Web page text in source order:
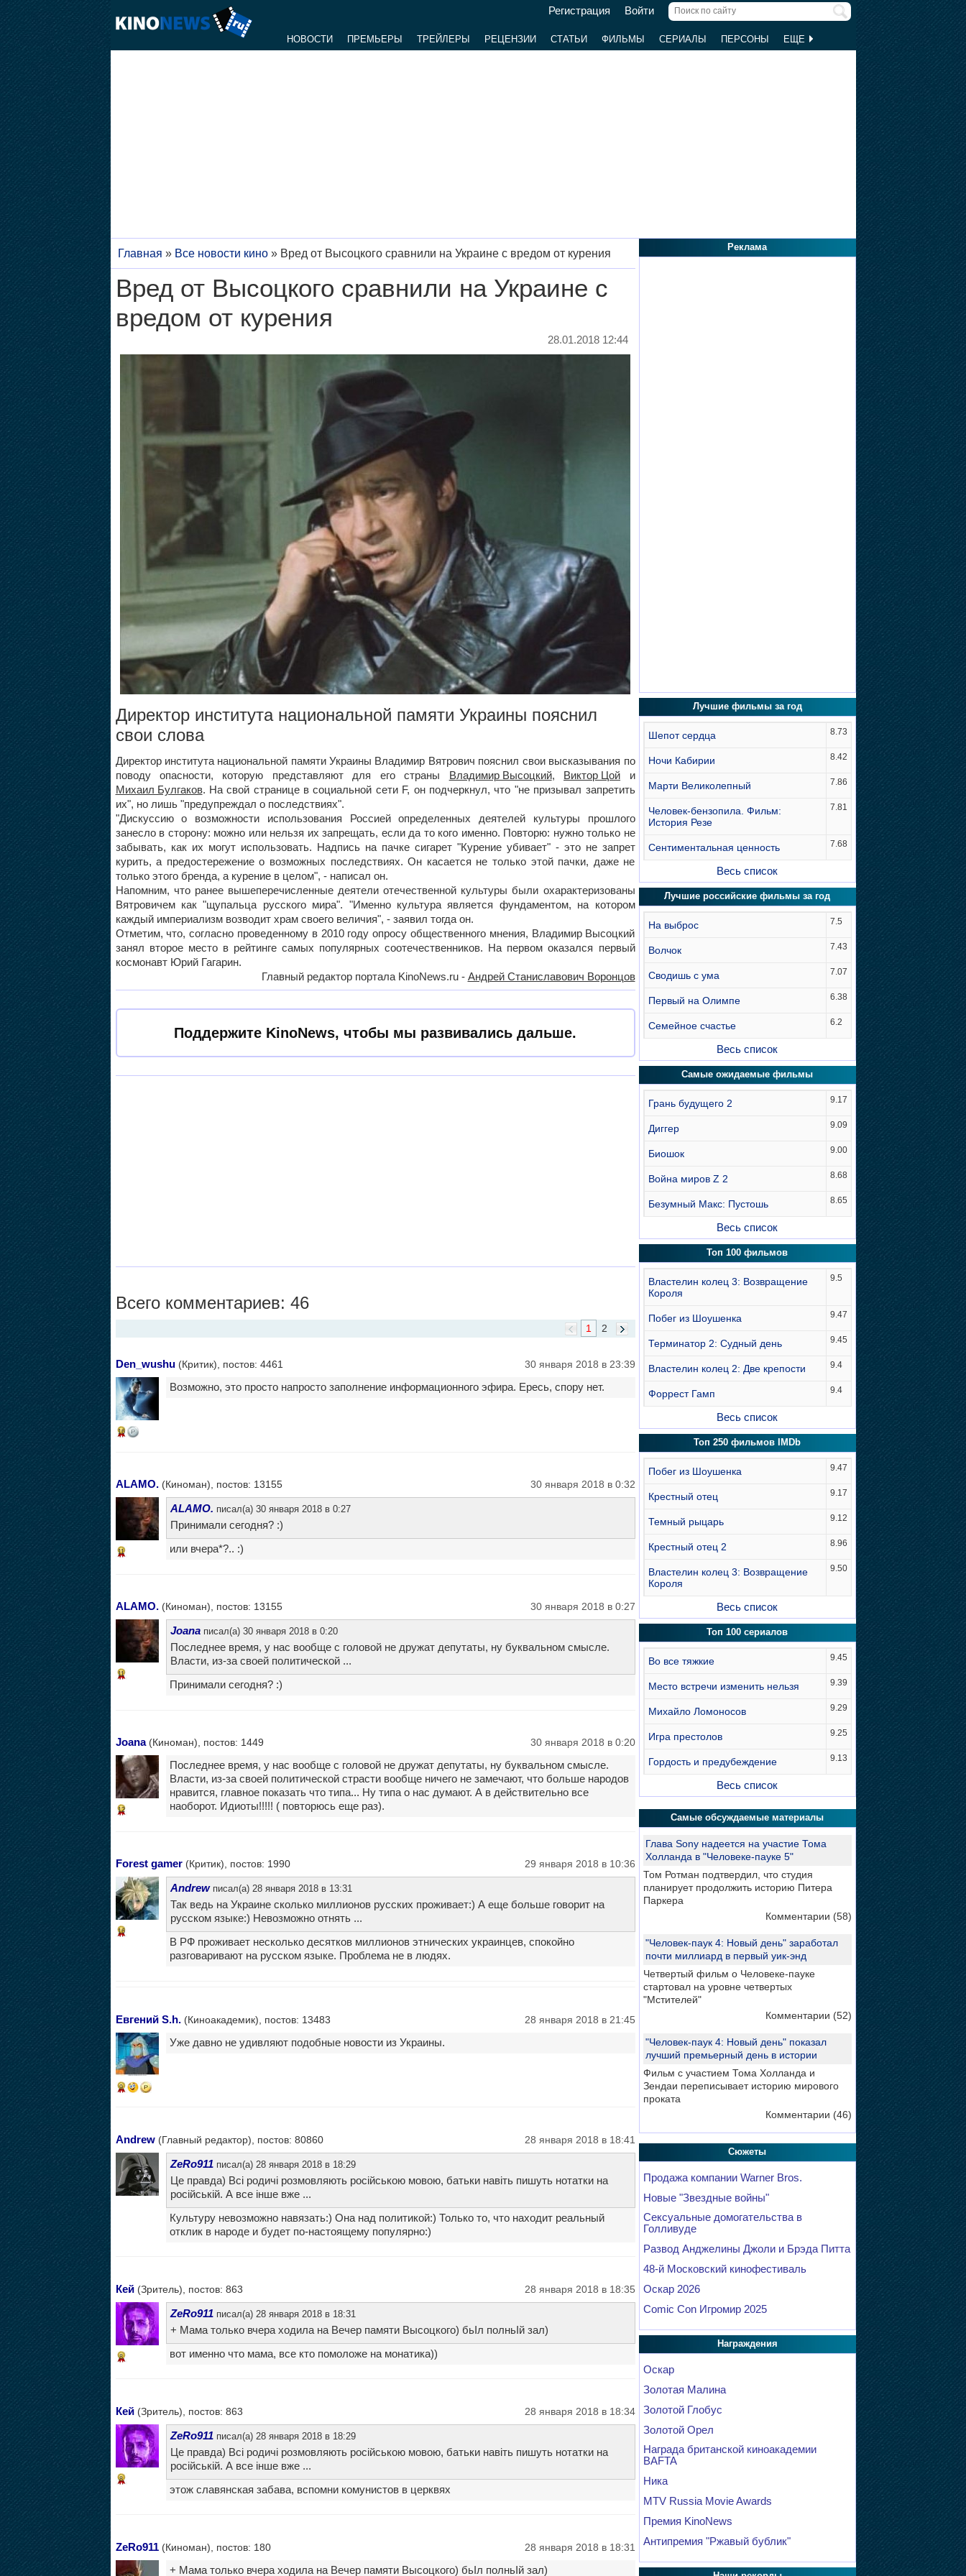
Регистрация Войти
НОВОСТИ ПРЕМЬЕРЫ ТРЕЙЛЕРЫ РЕЦЕНЗИИ СТАТЬИ ФИЛЬМЫ СЕРИАЛЫ ПЕРСОНЫ ЕЩЕ
Главная » Все новости кино» Вред от Высоцкого сравнили на Украине с вредом от курения
Вред от Высоцкого сравнили на Украине с
вредом от курения
28.01.2018 12:44
Директор института национальной памяти Украины пояснил
свои слова
Директор института национальной памяти Украины Владимир Вятрович пояснил свои высказывания по
поводу опасности, которую представляют для его страны Владимир Высоцкий, Виктор Цой и
Михаил Булгаков. На свой странице в социальной сети F, он подчеркнул, что "не призывал запретить
их", но лишь "предупреждал о последствиях".
"Дискуссию о возможности использования Россией определенных деятелей культуры прошлого
занесло в сторону: можно или нельзя их запрещать, если да то кого именно. Повторю: нужно только не
забывать, как их могут использовать. Надпись на пачке сигарет "Курение убивает" - это не запрет
курить, а предостережение о возможных последствиях. Он касается не только этой пачки, даже не
только этого бренда, а курение в целом", - написал он.
Напомним, что ранее вышеперечисленные деятели отечественной культуры были охарактеризованы
Вятровичем как "щупальца русского мира". "Именно культура является фундаментом, на котором
каждый империализм возводит храм своего величия", - заявил тогда он.
Отметим, что, согласно проведенному в 2010 году опросу общественного мнения, Владимир Высоцкий
занял второе место в рейтинге самых популярных соотечественников. На первом оказался первый
космонавт Юрий Гагарин.
Главный редактор портала KinoNews.ru - Андрей Станиславович Воронцов
Поддержите KinoNews, чтобы мы развивались дальше.
Всего комментариев: 46
2
1
Den_wushu(Критик), постов: 4461 30 января 2018 в 23:39
16
Возможно, это просто напросто заполнение информационного эфира. Ересь, спору нет.
ALAMO.(Киноман), постов: 13155 30 января 2018 в 0:32
11
ALAMO. писал(а) 30 января 2018 в 0:27
Принимали сегодня? :)
или вчера*?.. :)
ALAMO.(Киноман), постов: 13155 30 января 2018 в 0:27
11
Joanaписал(а) 30 января 2018 в 0:20
Последнее время, у нас вообще с головой не дружат депутаты, ну буквальном смысле.
Власти, из-за своей политической ...
Принимали сегодня? :)
Joana(Киноман), постов: 1449 30 января 2018 в 0:20
12
Последнее время, у нас вообще с головой не дружат депутаты, ну буквальном смысле.
Власти, из-за своей политической страсти вообще ничего не замечают, что больше народов
нравится, главное показать что типа... Ну типа о нас думают. А в действительно все
наоборот. Идиоты!!!!! ( повторюсь еще раз).
Forest gamer(Критик), постов: 1990 29 января 2018 в 10:36
16
Andrewписал(а) 28 января 2018 в 13:31
Так ведь на Украине сколько миллионов русских проживает:) А еще больше говорит на
русском языке:) Невозможно отнять ...
В РФ проживает несколько десятков миллионов этнических украинцев, спокойно
разговаривают на русском языке. Проблема не в людях.
Евгений S.h.(Киноакадемик), постов: 13483 28 января 2018 в 21:45
9
Уже давно не удивляют подобные новости из Украины.
Andrew(Главный редактор), постов: 80860 28 января 2018 в 18:41
ZeRo911писал(а) 28 января 2018 в 18:29
Це правда) Всі родичі розмовляють російською мовою, батьки навіть пишуть нотатки на
російській. А все інше вже ...
Культуру невозможно навязать:) Она над политикой:) Только то, что находит реальный
отклик в народе и будет по-настоящему популярно:)
Кей(Зритель), постов: 863 28 января 2018 в 18:35
8
ZeRo911писал(а) 28 января 2018 в 18:31
+ Мама только вчера ходила на Вечер памяти Высоцкого) бьІл полньІй зал)
вот именно что мама, все кто помоложе на монатика))
Кей(Зритель), постов: 863 28 января 2018 в 18:34
8
ZeRo911писал(а) 28 января 2018 в 18:29
Це правда) Всі родичі розмовляють російською мовою, батьки навіть пишуть нотатки на
російській. А все інше вже ...
этож славянская забава, вспомни комунистов в церквях
ZeRo911(Киноман), постов: 180
28 января 2018 в 18:31
+ Мама только вчера ходила на Вечер памяти Высоцкого) бьІл полньІй зал)
Реклама
Лучшие фильмы за год
Шепот сердца 8.73
Ночи Кабирии 8.42
Марти Великолепный 7.86
Человек-бензопила. Фильм:
История Резе
7.81
Сентиментальная ценность 7.68
Весь список
Лучшие российские фильмы за год
На выброс 7.5
Волчок 7.43
Сводишь с ума 7.07
Первый на Олимпе 6.38
Семейное счастье 6.2
Весь список
Самые ожидаемые фильмы
Грань будущего 2 9.17
Диггер 9.09
Биошок 9.00
Война миров Z 2 8.68
Безумный Макс: Пустошь 8.65
Весь список
Топ 100 фильмов
Властелин колец 3: Возвращение
Короля
9.5
Побег из Шоушенка 9.47
Терминатор 2: Судный день 9.45
Властелин колец 2: Две крепости 9.4
Форрест Гамп 9.4
Весь список
Топ 250 фильмов IMDb
Побег из Шоушенка 9.47
Крестный отец 9.17
Темный рыцарь 9.12
Крестный отец 2 8.96
Властелин колец 3: Возвращение
Короля
9.50
Весь список
Топ 100 сериалов
Во все тяжкие 9.45
Место встречи изменить нельзя 9.39
Михайло Ломоносов 9.29
Игра престолов 9.25
Гордость и предубеждение 9.13
Весь список
Самые обсуждаемые материалы
Глава Sony надеется на участие Тома
Холланда в "Человеке-пауке 5"
Том Ротман подтвердил, что студия
планирует продолжить историю Питера
Паркера
Комментарии (58)
"Человек-паук 4: Новый день" заработал
почти миллиард в первый уик-энд
Четвертый фильм о Человеке-пауке
стартовал на уровне четвертых
"Мстителей"
Комментарии (52)
"Человек-паук 4: Новый день" показал
лучший премьерный день в истории
Фильм с участием Тома Холланда и
Зендаи переписывает историю мирового
проката
Комментарии (46)
Сюжеты
Продажа компании Warner Bros.
Новые "Звездные войны"
Сексуальные домогательства в
Голливуде
Развод Анджелины Джоли и Брэда Питта
48-й Московский кинофестиваль
Оскар 2026
Comic Con Игромир 2025
Награждения
Оскар
Золотая Малина
Золотой Глобус
Золотой Орел
Награда британской киноакадемии
BAFTA
Ника
MTV Russia Movie Awards
Премия KinoNews
Антипремия "Ржавый бублик"